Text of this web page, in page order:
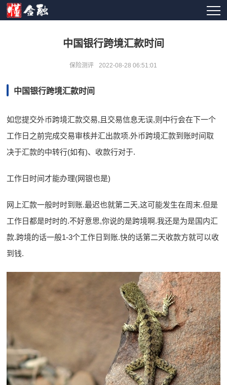
中国银行跨境汇款时间
保险测评 2022-08-28 06:51:01
中国银行跨境汇款时间
如您提交外币跨境汇款交易,且交易信息无误,则中行会在下一个
工作日之前完成交易审核并汇出款项.外币跨境汇款到账时间取
决于汇款的中转行(如有)、收款行对于.
工作日时间才能办理(网银也是)
网上汇款一般时时到账.最迟也就第二天,这可能发生在周末.但是
工作日都是时时的.不好意思,你说的是跨境啊.我还是为是国内汇
款.跨境的话一般1-3个工作日到账.快的话第二天收款方就可以收
到钱.